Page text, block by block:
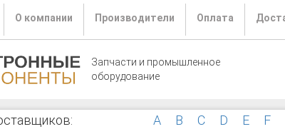
О компании Производители Оплата
Запчасти и промышленное
оборудование
A B C D E F